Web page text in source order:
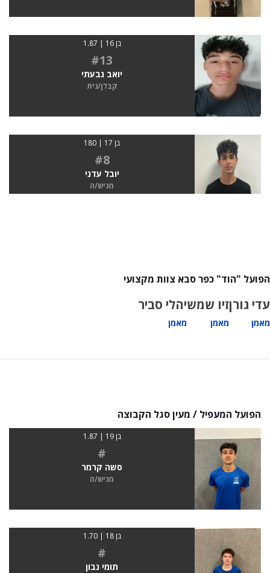
בן 16 | 1.87
#13
יואב גבעתי
קבלן/נית
בן 17 | 180
#8
יובל עדני
מגיש/ה
הפועל "הוד" כפר סבא צוות מקצועי
עדי גורן
מאמן
זיו שמש
מאמן
יהלי סביר
מאמן
הפועל המעפיל / מעין סגל הקבוצה
בן 19 | 1.87
#
סשה קרמר
מגיש/ה
בן 18 | 1.70
#
תומי נבון